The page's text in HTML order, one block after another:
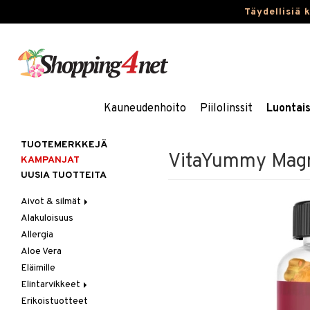
Täydellisiä
Kauneudenhoito Piilolinssit
VitaYummy
TUOTEMERKKEJÄ
KAMPANJAT
UUSIA TUOTTEITA
Aivot & silmät
Muisti
Rasvahapot
Silmät
Alakuloisuus
Allergia
Aloe Vera
Eläimille
Elintarvikkeet
Hedelmät & pähkinät
Erikoistuotteet